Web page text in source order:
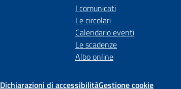
I comunicati
Le circolari
Calendario eventi
Le scadenze
Albo online
Dichiarazioni di accessibilitàGestione cookie